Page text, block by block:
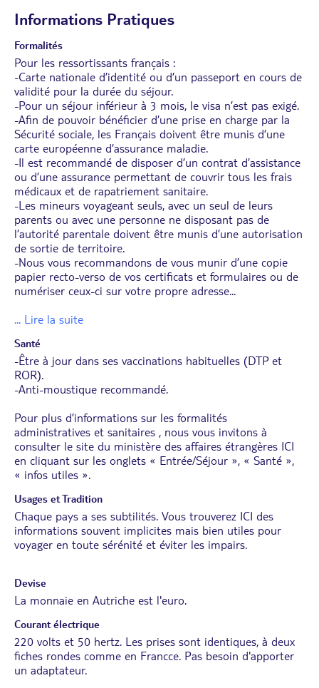
Informations Pratiques
Formalités
Pour les ressortissants français :
-Carte nationale d’identité ou d’un passeport en cours de
validité pour la durée du séjour.
-Pour un séjour inférieur à 3 mois, le visa n’est pas exigé.
-Afin de pouvoir bénéficier d’une prise en charge par la
Sécurité sociale, les Français doivent être munis d’une
carte européenne d’assurance maladie.
-Il est recommandé de disposer d’un contrat d’assistance
ou d’une assurance permettant de couvrir tous les frais
médicaux et de rapatriement sanitaire.
-Les mineurs voyageant seuls, avec un seul de leurs
parents ou avec une personne ne disposant pas de
l’autorité parentale doivent être munis d’une autorisation
de sortie de territoire.
-Nous vous recommandons de vous munir d’une copie
papier recto-verso de vos certificats et formulaires ou de
numériser ceux-ci sur votre propre adresse...
... Lire la suite
Santé
-Être à jour dans ses vaccinations habituelles (DTP et
ROR).
-Anti-moustique recommandé.
Pour plus d’informations sur les formalités
administratives et sanitaires , nous vous invitons à
consulter le site du ministère des affaires étrangères ICI
en cliquant sur les onglets « Entrée/Séjour », « Santé »,
« infos utiles ».
Usages et Tradition
Chaque pays a ses subtilités. Vous trouverez ICI des
informations souvent implicites mais bien utiles pour
voyager en toute sérénité et éviter les impairs.
Devise
La monnaie en Autriche est l'euro.
Courant électrique
220 volts et 50 hertz. Les prises sont identiques, à deux
fiches rondes comme en Francce. Pas besoin d'apporter
un adaptateur.